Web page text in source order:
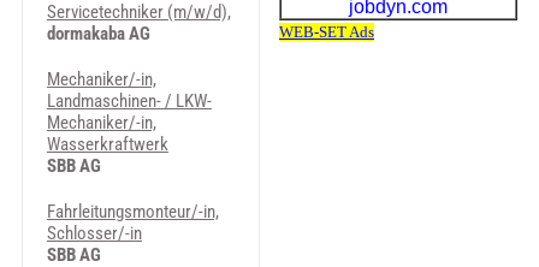
Servicetechniker (m/w/d),
dormakaba AG
Mechaniker/-in,
Landmaschinen- / LKW-
Mechaniker/-in,
Wasserkraftwerk
SBB AG
Fahrleitungsmonteur/-in,
Schlosser/-in
SBB AG